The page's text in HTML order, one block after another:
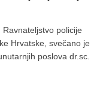
policije
Hrvatske, svečano je
poslova dr.sc.